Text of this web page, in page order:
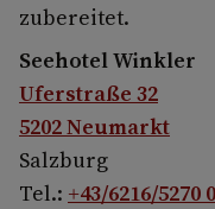
zubereitet.
Seehotel Winkler
Uferstraße 32
5202 Neumarkt
Salzburg
Tel.: +43/6216/5270 0